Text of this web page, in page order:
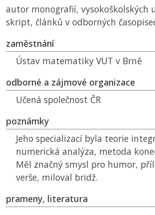
autor monografií, vysokoškolských
skript, článků v odborných
zaměstnání
Ústav matematiky VUT v Brně
odborné a zájmové organizace
Učená společnost ČR
poznámky
Jeho specializací byla teorie
numerická analýza, metoda
Měl značný smysl pro humor,
verše, miloval bridž.
prameny, literatura